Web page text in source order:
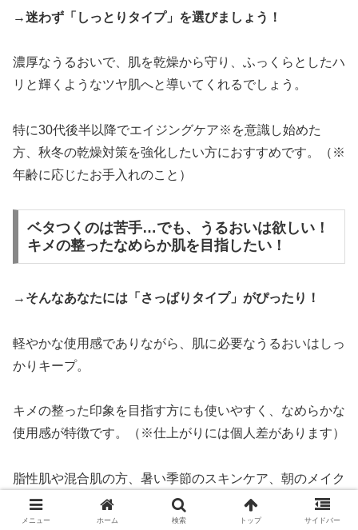
→迷わず「しっとりタイプ」を選びましょう！
濃厚なうるおいで、肌を乾燥から守り、ふっくらとしたハ
リと輝くようなツヤ肌へと導いてくれるでしょう。
特に30代後半以降でエイジングケア※を意識し始めた
方、秋冬の乾燥対策を強化したい方におすすめです。（※
年齢に応じたお手入れのこと）
ベタつくのは苦手…でも、うるおいは欲しい！
キメの整ったなめらか肌を目指したい！
→そんなあなたには「さっぱりタイプ」がぴったり！
軽やかな使用感でありながら、肌に必要なうるおいはしっ
かりキープ。
キメの整った印象を目指す方にも使いやすく、なめらかな
使用感が特徴です。（※仕上がりには個人差があります）
脂性肌や混合肌の方、暑い季節のスキンケア、朝のメイク
前のスキンケアにも最適です。
メニュー ホーム 検索 トップ サイドバー